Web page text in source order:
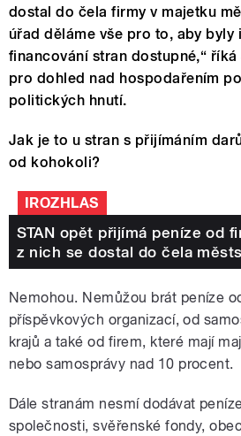
dostal do čela firmy v majetku
úřad děláme vše pro to, aby byly
financování stran dostupné,“
pro dohled nad hospodařením
politických hnutí.
Jak je to u stran s přijímáním
od kohokoli?
IROZHLAS
STAN opět přijímá peníze od
z nich se dostal do čela
Nemohou. Nemůžou brát peníze
příspěvkových organizací, od
krajů a také od firem, které mají
nebo samosprávy nad 10 procent.
Dále stranám nesmí dodávat
společnosti, svěřenské fondy,